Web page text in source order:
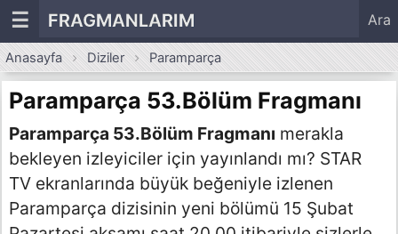
☰ FRAGMANLARIM Ara
Anasayfa Diziler Paramparça
Paramparça 53.Bölüm Fragmanı
Paramparça 53.Bölüm Fragmanı merakla
bekleyen izleyiciler için yayınlandı mı? STAR
TV ekranlarında büyük beğeniyle izlenen
Paramparça dizisinin yeni bölümü 15 Şubat